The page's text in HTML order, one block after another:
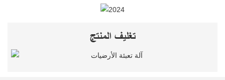
تغليف المنتج